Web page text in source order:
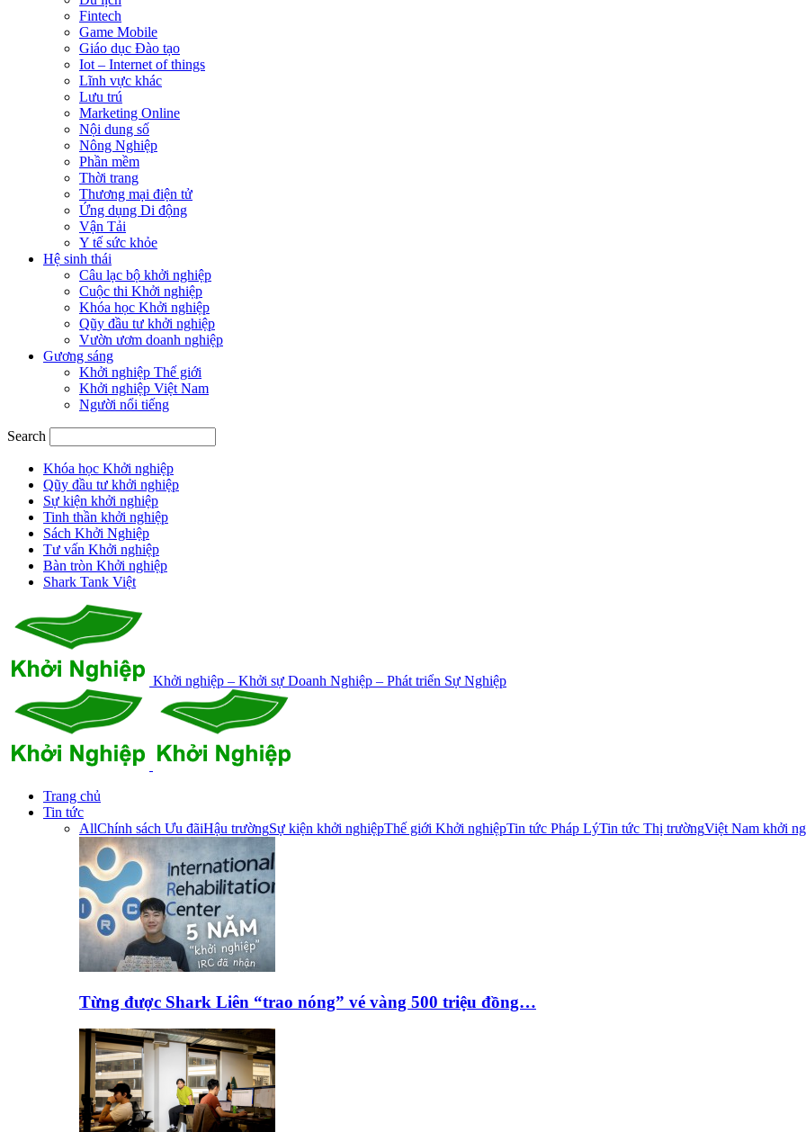
Fintech
Game Mobile
Giáo dục Đào tạo
Iot – Internet of things
Lĩnh vực khác
Lưu trú
Marketing Online
Nội dung số
Nông Nghiệp
Phần mềm
Thời trang
Thương mại điện tử
Ứng dụng Di động
Vận Tải
Y tế sức khỏe
Hệ sinh thái
Câu lạc bộ khởi nghiệp
Cuộc thi Khởi nghiệp
Khóa học Khởi nghiệp
Qũy đầu tư khởi nghiệp
Vườn ươm doanh nghiệp
Gương sáng
Khởi nghiệp Thế giới
Khởi nghiệp Việt Nam
Người nổi tiếng
Search
Khóa học Khởi nghiệp
Qũy đầu tư khởi nghiệp
Sự kiện khởi nghiệp
Tinh thần khởi nghiệp
Sách Khởi Nghiệp
Tư vấn Khởi nghiệp
Bàn tròn Khởi nghiệp
Shark Tank Việt
Khởi nghiệp – Khởi sự Doanh Nghiệp – Phát triển Sự Nghiệp
Trang chủ
Tin tức
AllChính sách Ưu đãiHậu trườngSự kiện khởi nghiệpThế giới Khởi nghiệpTin tức Pháp LýTin tức Thị trườngViệt Nam khởi
Từng được Shark Liên “trao nóng” vé vàng 500 triệu đồng…